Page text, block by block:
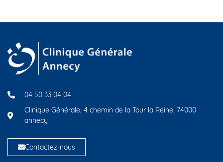
04 50 33 04 04
Clinique Générale, 4 chemin de la Tour la Reine, 74000
annecy
Contactez-nous